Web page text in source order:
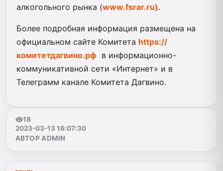
алкогольного рынка (www.fsrar.ru).
Более подробная информация размещена на
официальном сайте Комитета https://
комитетдагвино.рф в информационно-
коммуникативной сети «Интернет» и в
Телеграмм канале Комитета Дагвино.
18
2023-03-13 16:07:30
АВТОР ADMIN